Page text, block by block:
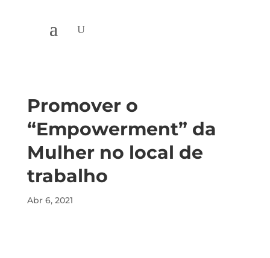
Promover o
“Empowerment” da
Mulher no local de
trabalho
Abr 6, 2021